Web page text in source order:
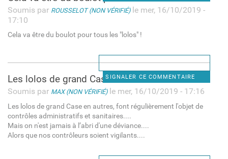
Soumis par ROUSSELOT (NON VÉRIFIÉ)le mer, 16/10/2019 -
17:10
Cela va être du boulot pour tous les "lolos" !
SIGNALER CE COMMENTAIRE
Les lolos de grand Case en
Soumis par MAX (NON VÉRIFIÉ)le mer, 16/10/2019 - 17:16
Les lolos de grand Case en autres, font régulièrement l'objet de
contrôles administratifs et sanitaires....
Mais on n'est jamais à l’abri d'une déviance....
Alors que nos contrôleurs soient vigilants....